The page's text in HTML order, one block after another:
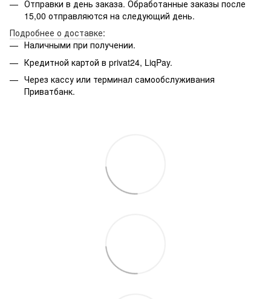
Отправки в день заказа. Обработанные заказы после
15,00 отправляются на следующий день.
Подробнее о доставке:
Наличными при получении.
Кредитной картой в privat24, LiqPay.
Через кассу или терминал самообслуживания
Приватбанк.